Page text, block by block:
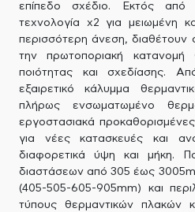
επίπεδο σχέδιο. Εκτός από
τεχνολογία x2 για μειωμένη
περισσότερη άνεση, διαθέτουν
την πρωτοποριακή
ποιότητας και σχεδίασης.
εξαιρετικό κάλυμμα
πλήρως ενσωματωμένο
εργοστασιακά
για νέες κατασκευές και
διαφορετικά ύψη και μήκη.
διαστάσεων από 305 έως
(405-505-605-905mm) και
τύπους θερμαντικών πλακών